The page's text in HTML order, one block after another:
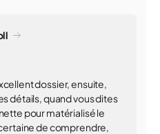
dossier, ensuite,
détails, quand vous dites
pour matérialisé le
de comprendre,